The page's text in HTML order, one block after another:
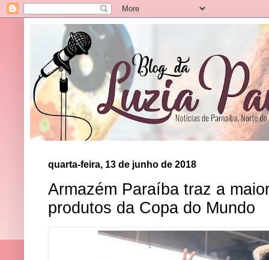
quarta-feira, 13 de junho de 2018
Armazém Paraíba traz a
produtos da Copa do Mundo